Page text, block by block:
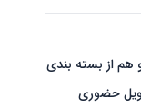
هم از بسته بندی
حضوری